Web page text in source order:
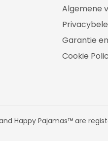
Algemene
Garantie
Cookie
Happy Pajamas™ are